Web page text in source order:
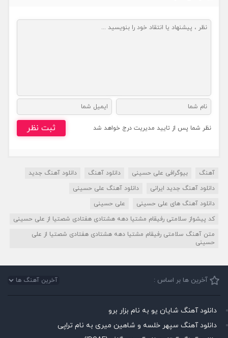
نظر شما پس از تایید مدیریت درج خواهد شد ثبت نظر
آهنگ بیوگرافی علی حسینی دانلود آهنگ
دانلود آهنگ جدید
دانلود آهنگ جدید ایرانی
دانلود آهنگ علی حسینی
دانلود آهنگ های علی حسینی
علی حسینی
کد پیشواز سلامتی رفیقام مشتیا دهه هشتادی هفتادی شصتیا از علی حسینی
متن آهنگ سلامتی رفیقام مشتیا دهه هشتادی هفتادی شصتیا از علی
حسینی
آخرین ها بر اساس :
دانلود آهنگ شایان یو به نام بزار برو
دانلود آهنگ سپهر خلسه و شاهین میری به نام تراپی